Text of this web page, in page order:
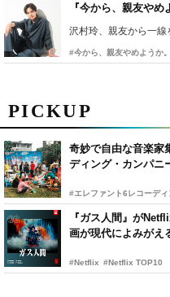
PICKUP
奇妙で自由な音楽家
ディング・カンパニ
#エレファント6レコーデ
『ガス人間』が
画が現代によみがえ
#Netflix #Netflix TOP10
『今から、親友や
沢村玲、親友から一
#今から、親友やめようか。